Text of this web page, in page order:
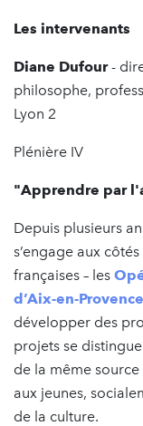
Les intervenants
Diane Dufour-
philosophe,
Lyon 2
Plénière IV
"Apprendre par
Depuis plusieurs
s’engage aux
françaises – les
d’Aix-en-Provence
développer des
projets se
de la même
aux jeunes,
de la culture.